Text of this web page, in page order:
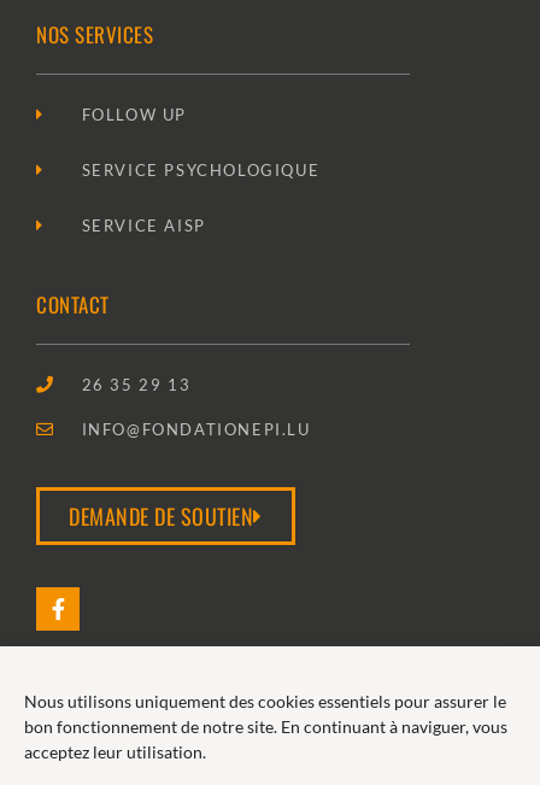
Nous utilisons uniquement des cookies essentiels pour assurer le
bon fonctionnement de notre site. En continuant à naviguer, vous
acceptez leur utilisation.
NOS SERVICES
FOLLOW UP
SERVICE PSYCHOLOGIQUE
SERVICE AISP
CONTACT
26 35 29 13
INFO@FONDATIONEPI.LU
DEMANDE DE SOUTIEN
2026 FONDATION EPI